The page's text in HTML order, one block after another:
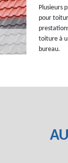
Plusieurs
pour
toiture à
bureau.